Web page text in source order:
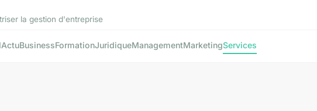
la gestion d'entreprise
ActuBusinessFormationJuridiqueManagementMarketingServices